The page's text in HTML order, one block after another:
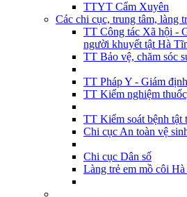
TTYT Cẩm Xuyên
Các chi cục, trung tâm, làng
TT Công tác Xã hội -
người khuyết tật Hà
TT Bảo vệ, chăm sóc
TT Pháp Y - Giám
TT Kiểm nghiệm
TT Kiểm soát bệnh tật
Chi cục An toàn vệ
Chi cục Dân số
Làng trẻ em mồ côi